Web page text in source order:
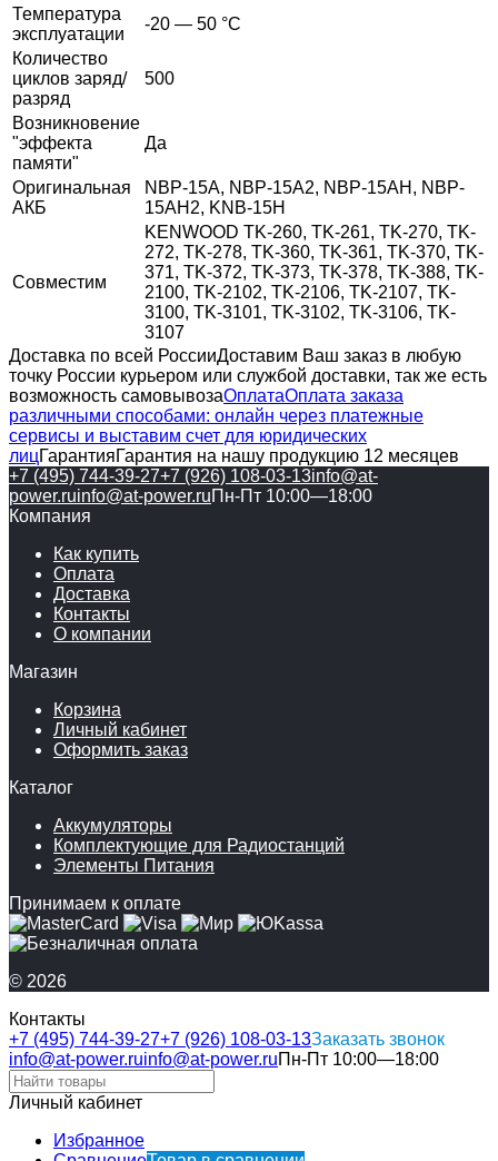
Температура
эксплуатации
-20 — 50 °C
Количество
циклов заряд/
разряд
500
Возникновение
"эффекта
памяти"
Да
Оригинальная
АКБ
NBP-15A, NBP-15A2, NBP-15AН, NBP-
15AН2, KNB-15H
Совместим
KENWOOD TK-260, TK-261, TK-270, TK-
272, TK-278, TK-360, TK-361, TK-370, TK-
371, TK-372, TK-373, TK-378, TK-388, TK-
2100, TK-2102, TK-2106, TK-2107, TK-
3100, TK-3101, TK-3102, TK-3106, TK-
3107
Доставка по всей РоссииДоставим Ваш заказ в любую
точку России курьером или службой доставки, так же есть
возможность самовывозаОплатаОплата заказа
различными способами: онлайн через платежные
сервисы и выставим счет для юридических
лицГарантияГарантия на нашу продукцию 12 месяцев
+7 (495) 744-39-27+7 (926) 108-03-13info@at-
power.ruinfo@at-power.ruПн-Пт 10:00—18:00
Компания
Как купить
Оплата
Доставка
Контакты
О компании
Магазин
Корзина
Личный кабинет
Оформить заказ
Каталог
Аккумуляторы
Комплектующие для Радиостанций
Элементы Питания
Принимаем к оплате
© 2026
Контакты
+7 (495) 744-39-27+7 (926) 108-03-13Заказать звонок
info@at-power.ruinfo@at-power.ruПн-Пт 10:00—18:00
Личный кабинет
Избранное